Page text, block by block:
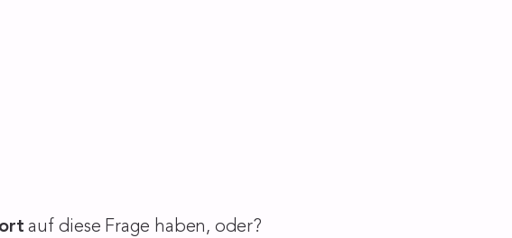
auf diese Frage haben, oder?